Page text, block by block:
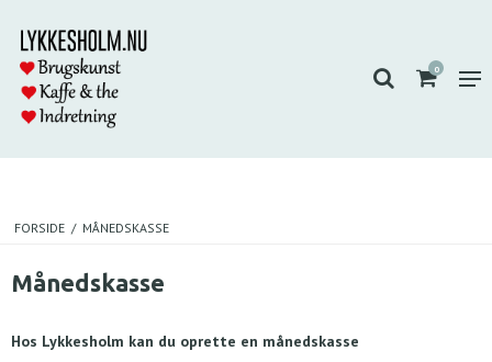
0
FORSIDE / MÅNEDSKASSE
Månedskasse
Hos Lykkesholm kan du oprette en månedskasse